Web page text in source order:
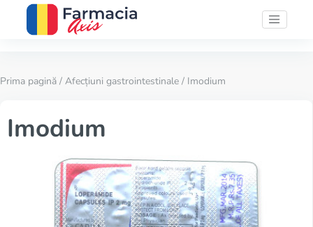
Prima pagină / Afecțiuni gastrointestinale / Imodium
Imodium